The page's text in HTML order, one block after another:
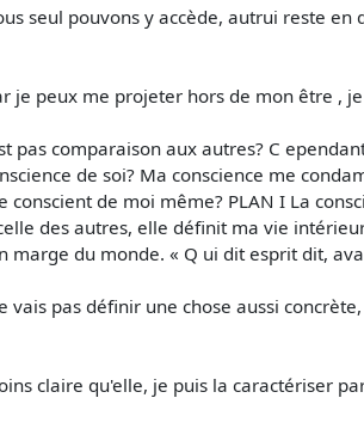
seul pouvons y accède, autrui reste
je peux me projeter hors de mon être ,
comparaison aux autres? C
de soi? Ma conscience me
de moi même? PLAN I La
des autres, elle définit ma vie
du monde. « Q ui dit esprit dit,
vais pas définir une chose aussi
claire qu'elle, je puis la caractériser